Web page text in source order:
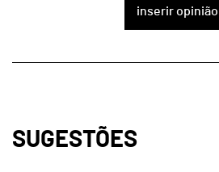
inserir opinião
SUGESTÕES